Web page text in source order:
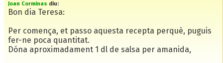
Joan Corminas diu:
Bon dia Teresa:
Per comença, et passo aquesta recepta perquè, puguis
fer-ne poca quantitat.
Dóna aproximadament 1 dl de salsa per amanida,